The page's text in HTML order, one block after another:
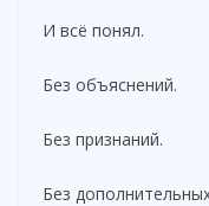
И всё понял.
Без объяснений.
Без признаний.
Без